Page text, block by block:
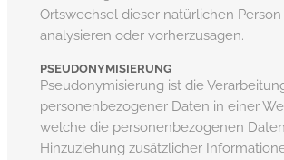
Ortswechsel dieser natürlichen Person
analysieren oder vorherzusagen.
PSEUDONYMISIERUNG
Pseudonymisierung ist die
personenbezogener Daten in einer
welche die personenbezogenen
Hinzuziehung zusätzlicher